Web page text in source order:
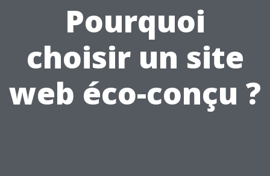
Pourquoi
choisir un site
web éco-conçu ?